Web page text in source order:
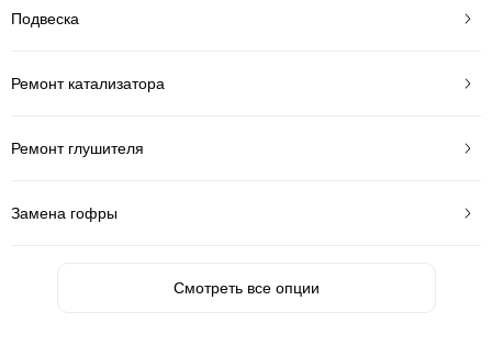
Подвеска
Ремонт катализатора
Ремонт глушителя
Замена гофры
Смотреть все опции